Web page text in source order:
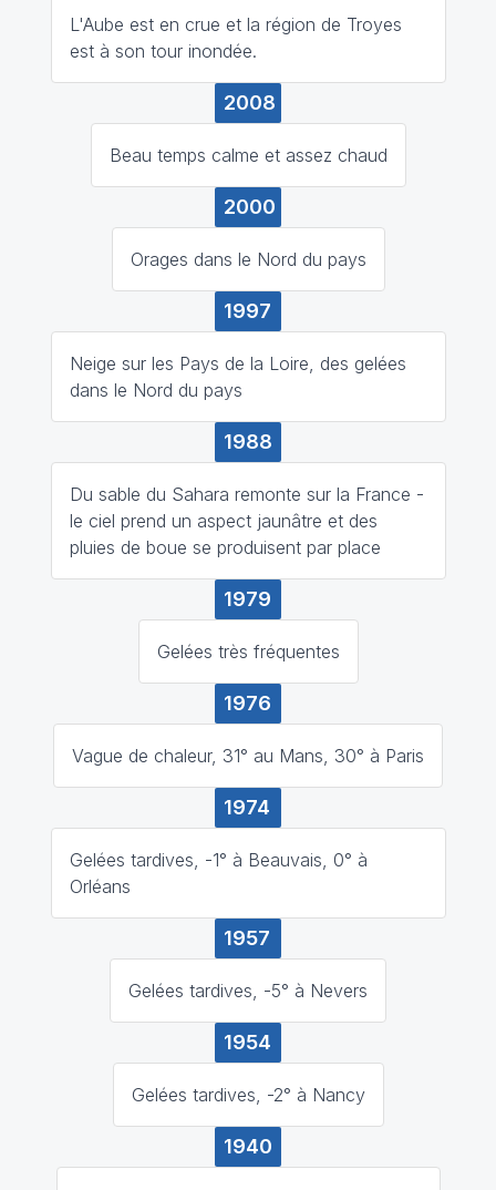
L'Aube est en crue et la région de Troyes
est à son tour inondée.
2008
Beau temps calme et assez chaud
2000
Orages dans le Nord du pays
1997
Neige sur les Pays de la Loire, des gelées
dans le Nord du pays
1988
Du sable du Sahara remonte sur la France -
le ciel prend un aspect jaunâtre et des
pluies de boue se produisent par place
1979
Gelées très fréquentes
1976
Vague de chaleur, 31° au Mans, 30° à Paris
1974
Gelées tardives, -1° à Beauvais, 0° à
Orléans
1957
Gelées tardives, -5° à Nevers
1954
Gelées tardives, -2° à Nancy
1940